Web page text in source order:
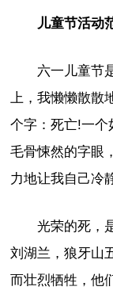
儿童节活动
六一儿童节
上，我懒懒散散
个字：死亡!一个
毛骨悚然的字眼
力地让我自己冷
光荣的死，
刘湖兰，狼牙山
而壮烈牺牲，他